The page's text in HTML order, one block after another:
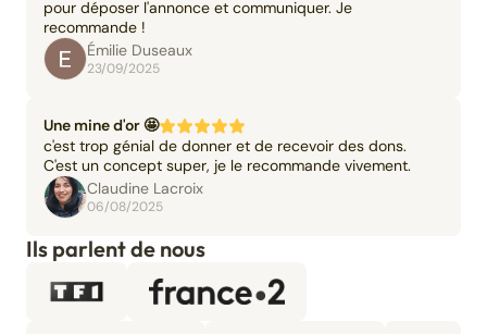
pour déposer l'annonce et communiquer. Je
recommande !
Émilie Duseaux
23/09/2025
Une mine d'or 🤩
c'est trop génial de donner et de recevoir des dons.
C'est un concept super, je le recommande vivement.
Claudine Lacroix
06/08/2025
Ils parlent de nous